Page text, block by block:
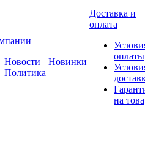
Новости
Политика
Новинки
Доставка и
оплата
оплаты
на